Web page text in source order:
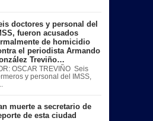
doctores y personal del
fueron acusados
de homicidio
el periodista Armando
Treviño…
OSCAR TREVIÑO Seis
y personal del IMSS,
muerte a secretario de
de esta ciudad